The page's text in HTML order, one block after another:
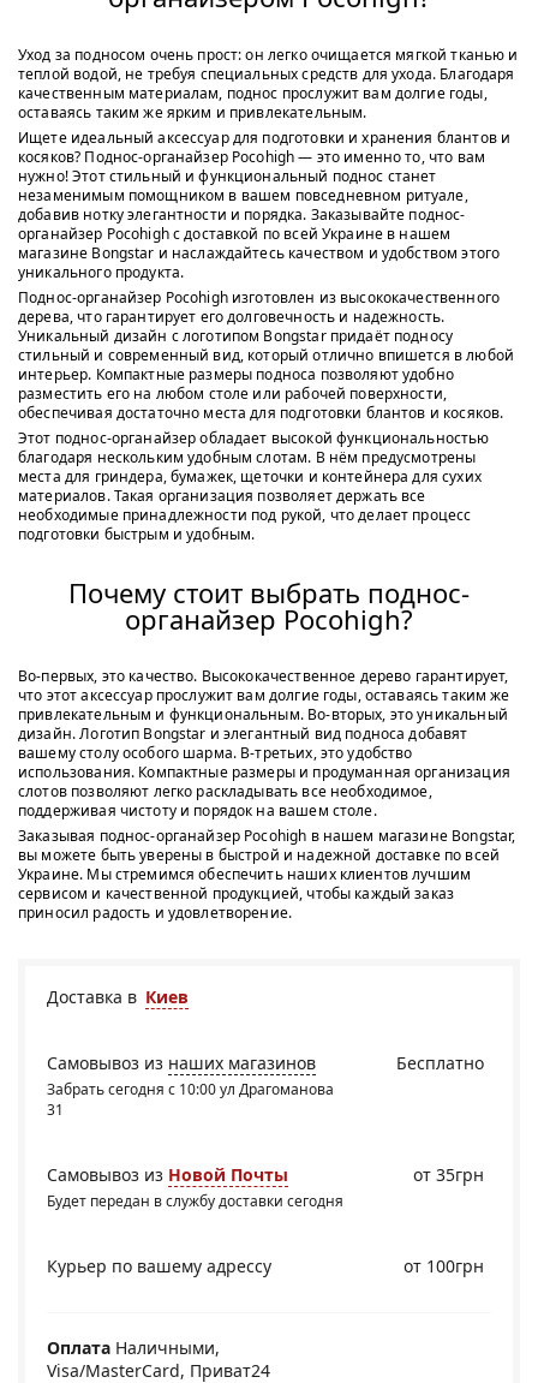
Уход за подносом очень прост: он легко очищается мягкой тканью и
теплой водой, не требуя специальных средств для ухода. Благодаря
качественным материалам, поднос прослужит вам долгие годы,
оставаясь таким же ярким и привлекательным.
Ищете идеальный аксессуар для подготовки и хранения блантов и
косяков? Поднос-органайзер Pocohigh — это именно то, что вам
нужно! Этот стильный и функциональный поднос станет
незаменимым помощником в вашем повседневном ритуале,
добавив нотку элегантности и порядка. Заказывайте поднос-
органайзер Pocohigh с доставкой по всей Украине в нашем
магазине Bongstar и наслаждайтесь качеством и удобством этого
уникального продукта.
Поднос-органайзер Pocohigh изготовлен из высококачественного
дерева, что гарантирует его долговечность и надежность.
Уникальный дизайн с логотипом Bongstar придаёт подносу
стильный и современный вид, который отлично впишется в любой
интерьер. Компактные размеры подноса позволяют удобно
разместить его на любом столе или рабочей поверхности,
обеспечивая достаточно места для подготовки блантов и косяков.
Этот поднос-органайзер обладает высокой функциональностью
благодаря нескольким удобным слотам. В нём предусмотрены
места для гриндера, бумажек, щеточки и контейнера для сухих
материалов. Такая организация позволяет держать все
необходимые принадлежности под рукой, что делает процесс
подготовки быстрым и удобным.
Почему стоит выбрать поднос-
органайзер Pocohigh?
Во-первых, это качество. Высококачественное дерево гарантирует,
что этот аксессуар прослужит вам долгие годы, оставаясь таким же
привлекательным и функциональным. Во-вторых, это уникальный
дизайн. Логотип Bongstar и элегантный вид подноса добавят
вашему столу особого шарма. В-третьих, это удобство
использования. Компактные размеры и продуманная организация
слотов позволяют легко раскладывать все необходимое,
поддерживая чистоту и порядок на вашем столе.
Заказывая поднос-органайзер Pocohigh в нашем магазине Bongstar,
вы можете быть уверены в быстрой и надежной доставке по всей
Украине. Мы стремимся обеспечить наших клиентов лучшим
сервисом и качественной продукцией, чтобы каждый заказ
приносил радость и удовлетворение.
Доставка в Киев
Бесплатно
Самовывоз из наших магазинов
Забрать сегодня с 10:00 ул Драгоманова
31
Самовывоз из Новой Почты
Будет передан в службу доставки сегодня
от 35грн
Курьер по вашему адрессу от 100грн
Оплата Наличными,
Visa/MasterCard, Приват24